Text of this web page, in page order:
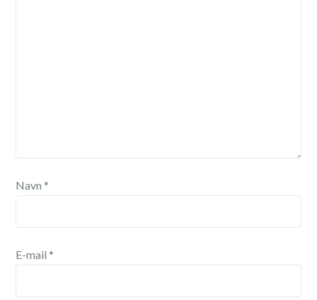
Navn*
E-mail*